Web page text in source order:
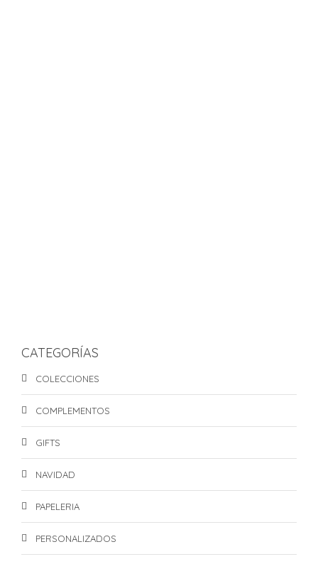
CATEGORÍAS
COLECCIONES
COMPLEMENTOS
GIFTS
NAVIDAD
PAPELERIA
PERSONALIZADOS